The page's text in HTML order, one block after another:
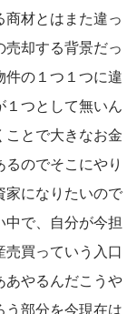
材とはまた違っ
却する背景だっ
の１つ１つに違
１つとして無いん
とで大きなお金
のでそこにやり
家になりたいので
で、自分が今担
買っていう入口
あやるんだこうや
う部分を今現在は